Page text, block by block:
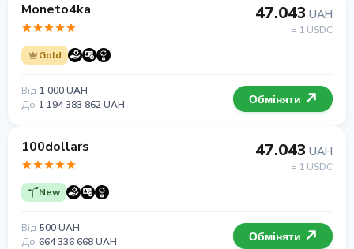
Moneto4ka
Gold
47.043 UAH
= 1 USDC
Від 1 000 UAH
До 1 194 383 862 UAH Обміняти
100dollars
New
47.043 UAH
= 1 USDC
Від 500 UAH
До 664 336 668 UAH Обміняти